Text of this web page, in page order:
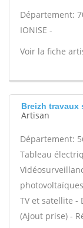
Département:
IONISE -
Voir la fiche
Breizh travaux
Artisan
Département:
Tableau
TV et satellite -
(Ajout prise) -